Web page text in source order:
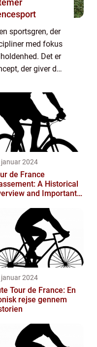
sportsgren, der
med fokus
Det er
der giver de
...
januar 2024
de France
A Historical
and Important
januar 2024
Tour de France: En
rejse gennem